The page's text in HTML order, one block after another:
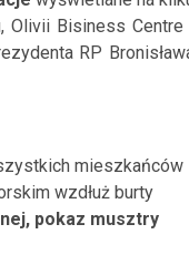
Olivii Bisiness
RP
mieszkańców
wzdłuż burty
pokaz musztry